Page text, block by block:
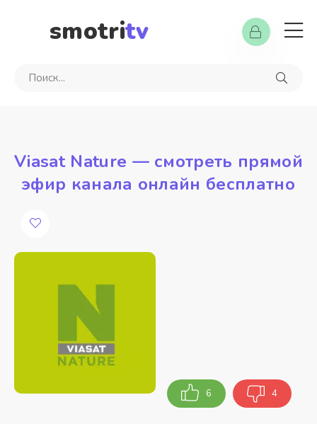
smotritv
Viasat Nature — смотреть прямой
эфир канала онлайн бесплатно
6 4